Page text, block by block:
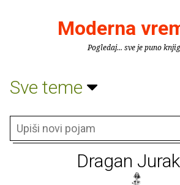
Moderna
Pogledaj... sve je puno
Sve teme
Dragan Jurak